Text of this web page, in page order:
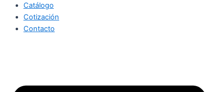
Catálogo
Cotización
Contacto